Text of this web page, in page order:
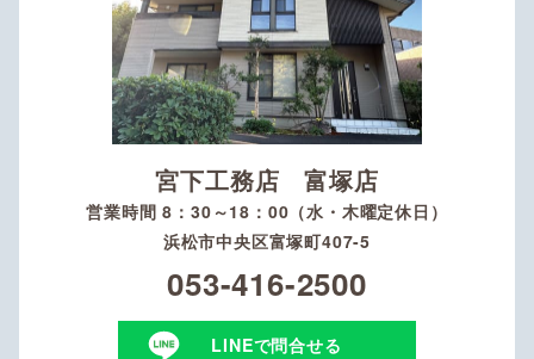
宮下工務店 富塚店
営業時間 8：30～18：00（水・木曜定休日）
浜松市中央区富塚町407-5
053-416-2500
LINEで問合せる